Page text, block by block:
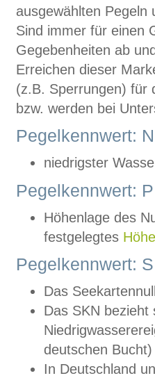
ausgewählten
Sind immer für einen
Gegebenheiten ab
Erreichen dieser
(z.B. Sperrungen) für
bzw. werden bei
Pegelkennwert:
niedrigster
Pegelkennwert:
Höhenlage des
festgelegtes
Pegelkennwert:
Das
Das SKN
deutschen
In Deutschland